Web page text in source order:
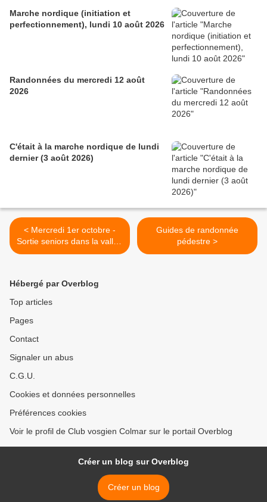
Marche nordique (initiation et
perfectionnement), lundi 10 août 2026
Randonnées du mercredi 12 août
2026
C'était à la marche nordique de lundi
dernier (3 août 2026)
< Mercredi 1er octobre -
Sortie seniors dans la vallée
de Ribeauvillé
Guides de randonnée
pédestre >
Hébergé par Overblog
Top articles
Pages
Contact
Signaler un abus
C.G.U.
Cookies et données personnelles
Préférences cookies
Voir le profil de Club vosgien Colmar sur le portail Overblog
Créer un blog sur Overblog
Créer un blog